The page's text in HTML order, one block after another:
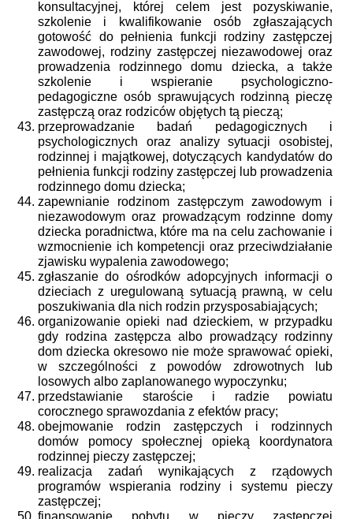
konsultacyjnej, której celem jest pozyskiwanie,
szkolenie i kwalifikowanie osób zgłaszających
gotowość do pełnienia funkcji rodziny zastępczej
zawodowej, rodziny zastępczej niezawodowej oraz
prowadzenia rodzinnego domu dziecka, a także
szkolenie i wspieranie psychologiczno-
pedagogiczne osób sprawujących rodzinną pieczę
zastępczą oraz rodziców objętych tą pieczą;
przeprowadzanie badań pedagogicznych i
psychologicznych oraz analizy sytuacji osobistej,
rodzinnej i majątkowej, dotyczących kandydatów do
pełnienia funkcji rodziny zastępczej lub prowadzenia
rodzinnego domu dziecka;
zapewnianie rodzinom zastępczym zawodowym i
niezawodowym oraz prowadzącym rodzinne domy
dziecka poradnictwa, które ma na celu zachowanie i
wzmocnienie ich kompetencji oraz przeciwdziałanie
zjawisku wypalenia zawodowego;
zgłaszanie do ośrodków adopcyjnych informacji o
dzieciach z uregulowaną sytuacją prawną, w celu
poszukiwania dla nich rodzin przysposabiających;
organizowanie opieki nad dzieckiem, w przypadku
gdy rodzina zastępcza albo prowadzący rodzinny
dom dziecka okresowo nie może sprawować opieki,
w szczególności z powodów zdrowotnych lub
losowych albo zaplanowanego wypoczynku;
przedstawianie staroście i radzie powiatu
corocznego sprawozdania z efektów pracy;
obejmowanie rodzin zastępczych i rodzinnych
domów pomocy społecznej opieką koordynatora
rodzinnej pieczy zastępczej;
realizacja zadań wynikających z rządowych
programów wspierania rodziny i systemu pieczy
zastępczej;